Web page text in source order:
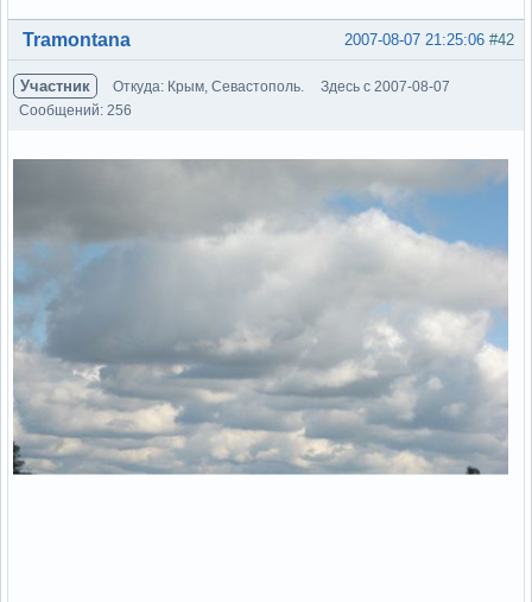
Вне форума #42
2007-08-07 21:25:06
Tramontana
Участник Откуда: Крым, Севастополь.
Здесь с 2007-08-07
Сообщений: 256